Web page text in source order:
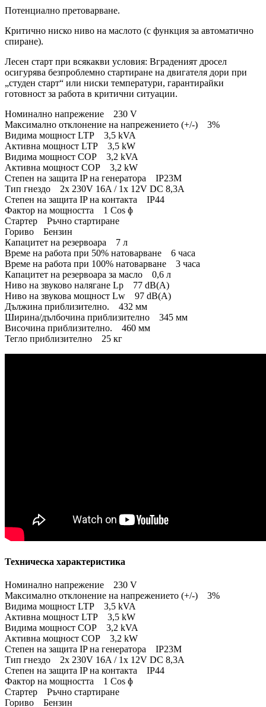
Потенциално претоварване.
Критично ниско ниво на маслото (с функция за автоматично
спиране).
Лесен старт при всякакви условия: Вграденият дросел
осигурява безпроблемно стартиране на двигателя дори при
„студен старт“ или ниски температури, гарантирайки
готовност за работа в критични ситуации.
Номинално напрежение 230 V
Максимално отклонение на напрежението (+/-) 3%
Видима мощност LTP 3,5 kVA
Активна мощност LTP 3,5 kW
Видима мощност COP 3,2 kVA
Активна мощност COP 3,2 kW
Степен на защита IP на генератора IP23M
Тип гнездо 2x 230V 16A / 1x 12V DC 8,3A
Степен на защита IP на контакта IP44
Фактор на мощността 1 Cos ɸ
Стартер Ръчно стартиране
Гориво Бензин
Капацитет на резервоара 7 л
Време на работа при 50% натоварване 6 часа
Време на работа при 100% натоварване 3 часа
Капацитет на резервоара за масло 0,6 л
Ниво на звуково налягане Lp 77 dB(A)
Ниво на звукова мощност Lw 97 dB(A)
Дължина приблизително. 432 мм
Ширина/дълбочина приблизително 345 мм
Височина приблизително. 460 мм
Тегло приблизително 25 кг
Техническа характеристика
Номинално напрежение 230 V
Максимално отклонение на напрежението (+/-) 3%
Видима мощност LTP 3,5 kVA
Активна мощност LTP 3,5 kW
Видима мощност COP 3,2 kVA
Активна мощност COP 3,2 kW
Степен на защита IP на генератора IP23M
Тип гнездо 2x 230V 16A / 1x 12V DC 8,3A
Степен на защита IP на контакта IP44
Фактор на мощността 1 Cos ɸ
Стартер Ръчно стартиране
Гориво Бензин